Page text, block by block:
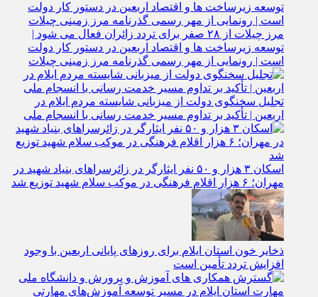
مرز چیلات از ۲۸ صفر برای تردد زائران فعال می‌ شود |
توسعه زیرساخت‌ ها و اقتصاد اربعین در دستور کار دولت
است | رونمایی از مهر رسمی گذرنامه مرز زمینی چیلات
تجلیل سخنگوی دولت از میزبانی شایسته مردم ایلام در
اربعین | تأکید بر تداوم مسیر خدمت‌ رسانی با انسجام ملی
اسکان ۳ هزار و ۵۰ نفر ایثارگر در زائرسراهای بنیاد شهید در
مهران؛ ۶ هزار اقلام فرهنگی در موکب سلام شهید توزیع شد
ذخایر خون استان ایلام برای روزهای پایانی اربعین با وجود
افزایش تردد تأمین است